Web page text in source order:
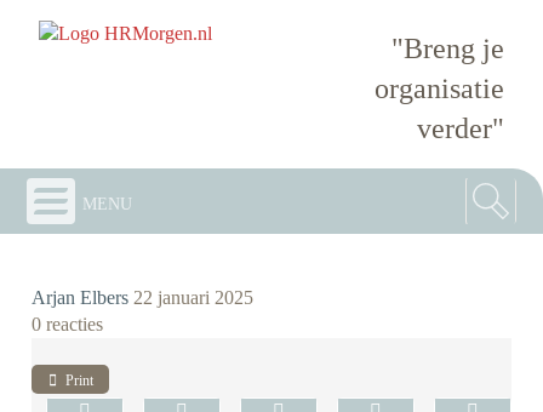
"Breng je
organisatie
verder"
menu
Arjan Elbers 22 januari 2025
0 reacties
Print